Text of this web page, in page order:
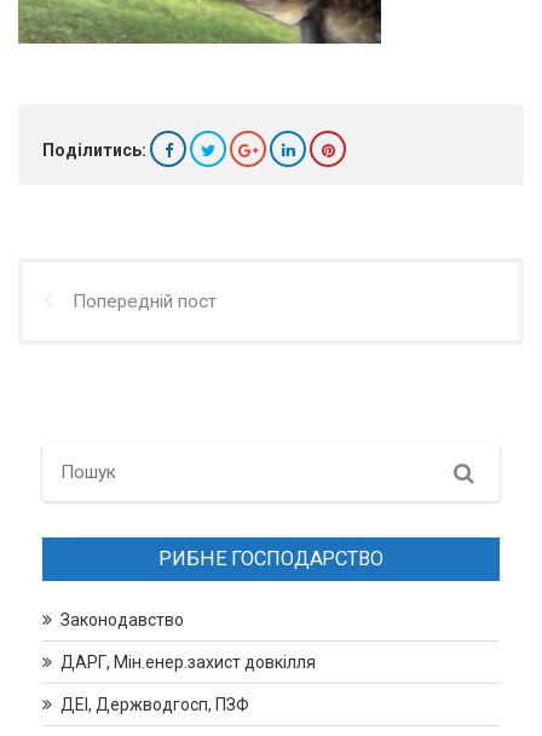
Поділитись:
Попередній пост
Search
РИБНЕ ГОСПОДАРСТВО
Законодавство
ДАРГ, Мін.енер.захист довкілля
ДЕІ, Держводгосп, ПЗФ